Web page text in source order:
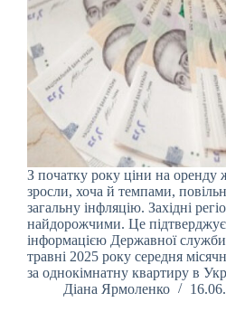
З початку року ціни на оренду
зросли, хоча й темпами,
загальну інфляцію. Західні
найдорожчими. Це
інформацією Державної
травні 2025 року середня
за однокімнатну квартиру в
Діана Ярмоленко